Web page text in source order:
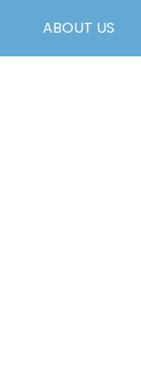
ABOUT US